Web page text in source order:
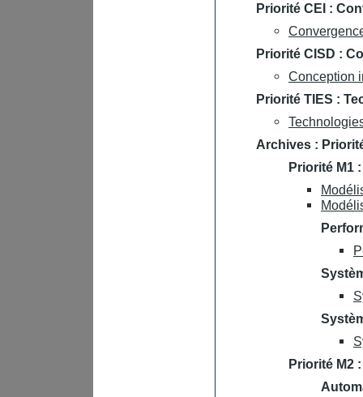
Priorité CEI :
Priorité CISD :
Conception
Priorité TIES :
Archives :
Priorité M1
Priorité M2